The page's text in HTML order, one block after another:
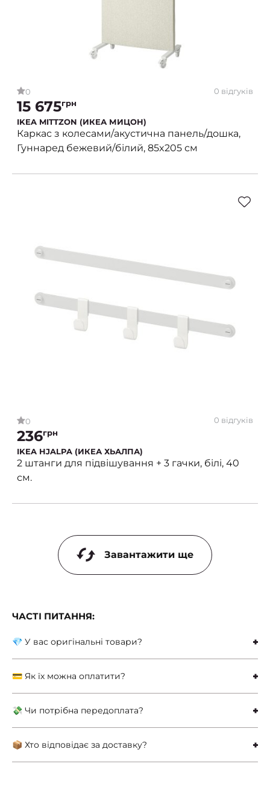
0 0 відгуків
15 675грн
IKEA MITTZON (ИКЕА МИЦОН)
Каркас з колесами/акустична панель/дошка,
Гуннаред бежевий/білий, 85x205 см
0 0 відгуків
236грн
IKEA HJALPA (ИКЕА ХЬАЛПА)
2 штанги для підвішування + 3 гачки, білі, 40
см.
Завантажити ще
ЧАСТІ ПИТАННЯ:
💎 У вас оригінальні товари?
💳 Як їх можна оплатити?
💸 Чи потрібна передоплата?
📦 Хто відповідає за доставку?